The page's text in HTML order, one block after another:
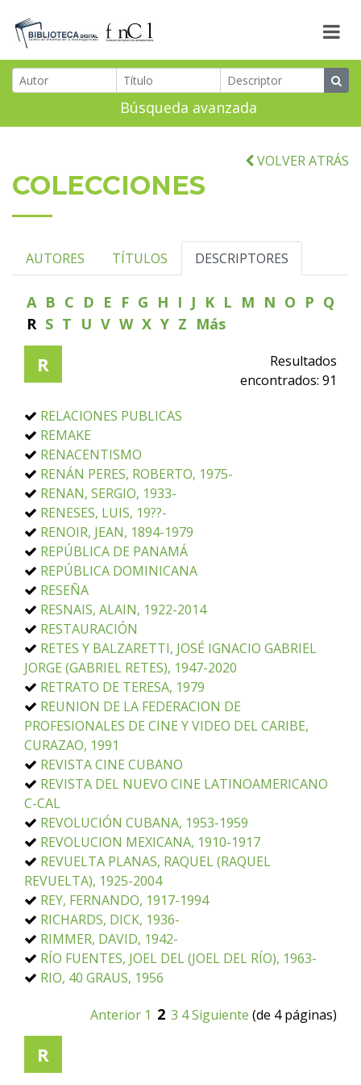
Búsqueda avanzada
VOLVER ATRÁS
COLECCIONES
AUTORES TÍTULOS DESCRIPTORES
A B C D E F G H I J K L M N O P Q
R S T U V W X Y Z Más
R
Resultados
encontrados: 91
RELACIONES PUBLICAS
REMAKE
RENACENTISMO
RENÁN PERES, ROBERTO, 1975-
RENAN, SERGIO, 1933-
RENESES, LUIS, 19??-
RENOIR, JEAN, 1894-1979
REPÚBLICA DE PANAMÁ
REPÚBLICA DOMINICANA
RESEÑA
RESNAIS, ALAIN, 1922-2014
RESTAURACIÓN
RETES Y BALZARETTI, JOSÉ IGNACIO GABRIEL
JORGE (GABRIEL RETES), 1947-2020
RETRATO DE TERESA, 1979
REUNION DE LA FEDERACION DE
PROFESIONALES DE CINE Y VIDEO DEL CARIBE,
CURAZAO, 1991
REVISTA CINE CUBANO
REVISTA DEL NUEVO CINE LATINOAMERICANO
C-CAL
REVOLUCIÓN CUBANA, 1953-1959
REVOLUCION MEXICANA, 1910-1917
REVUELTA PLANAS, RAQUEL (RAQUEL
REVUELTA), 1925-2004
REY, FERNANDO, 1917-1994
RICHARDS, DICK, 1936-
RIMMER, DAVID, 1942-
RÍO FUENTES, JOEL DEL (JOEL DEL RÍO), 1963-
RIO, 40 GRAUS, 1956
Anterior 1 2 3 4Siguiente (de 4 páginas)
R